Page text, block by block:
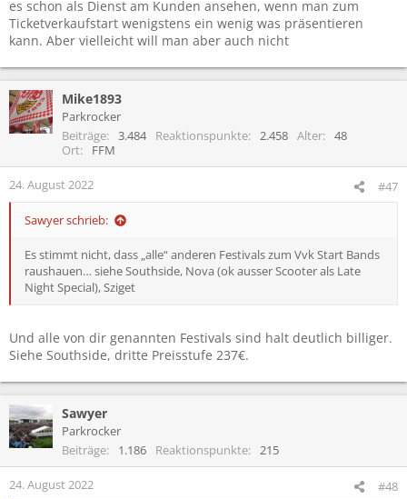
es schon als Dienst am Kunden ansehen, wenn man zum
Ticketverkaufstart wenigstens ein wenig was präsentieren
kann. Aber vielleicht will man aber auch nicht
Mike1893
Parkrocker
Beiträge
3.484 Reaktionspunkte 2.458 Alter
48
Ort
FFM
24. August 2022 #47
Sawyer schrieb:
Es stimmt nicht, dass „alle“ anderen Festivals zum Vvk Start Bands
raushauen… siehe Southside, Nova (ok ausser Scooter als Late
Night Special), Sziget
Und alle von dir genannten Festivals sind halt deutlich billiger.
Siehe Southside, dritte Preisstufe 237€.
Sawyer
Parkrocker
Beiträge
1.186 Reaktionspunkte 215
24. August 2022 #48